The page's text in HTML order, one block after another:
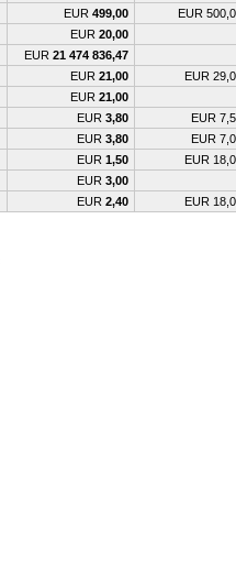
EUR 499,00 EUR
EUR 20,00
EUR 21 474 836,47
EUR 21,00 EUR
EUR 21,00
EUR 3,80 EUR
EUR 3,80 EUR
EUR 1,50 EUR
EUR 3,00
EUR 2,40 EUR